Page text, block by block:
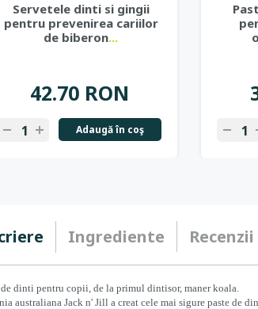
Servetele dinti si gingii
pentru prevenirea cariilor
de biberon...
42.70 RON
Adaugă în coş
+
- -
Ingrediente Recenzii
dinti pentru copii, de la primul dintisor, maner koala.
australiana Jack n' Jill a creat cele mai sigure paste de